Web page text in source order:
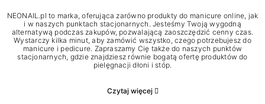
NEONAIL.pl to marka, oferująca zarówno produkty do manicure online, jak
i w naszych punktach stacjonarnych. Jesteśmy Twoją wygodną
alternatywą podczas zakupów, pozwalającą zaoszczędzić cenny czas.
Wystarczy kilka minut, aby zamówić wszystko, czego potrzebujesz do
manicure i pedicure. Zapraszamy Cię także do naszych punktów
stacjonarnych, gdzie znajdziesz równie bogatą ofertę produktów do
pielęgnacji dłoni i stóp.
Czytaj więcej